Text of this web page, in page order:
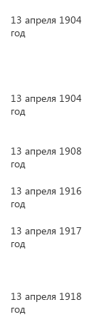
13 апреля 1904
год
13 апреля 1904
год
13 апреля 1908
год
13 апреля 1916
год
13 апреля 1917
год
13 апреля 1918
год